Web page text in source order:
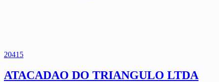
20415
ATACADAO DO TRIANGULO LTDA